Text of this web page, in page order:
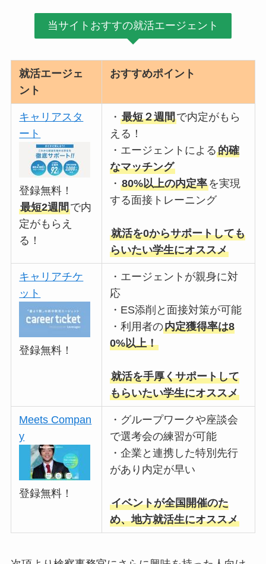
当サイトおすすの就活エージェント
就活エージェ
ント
おすすめポイント
キャリアスタ
ート
登録無料！
最短2週間で内
定がもらえ
る！
・最短２週間で内定がもら
える！
・エージェントによる的確
なマッチング
・80%以上の内定率を実現
する面接トレーニング
就活を0からサポートしても
らいたい学生にオススメ
キャリアチケ
ット
登録無料！
・エージェントが親身に対
応
・ES添削と面接対策が可能
・利用者の内定獲得率は8
0%以上！
就活を手厚くサポートして
もらいたい学生にオススメ
Meets Compan
y
登録無料！
・グループワークや座談会
で選考会の練習が可能
・企業と連携した特別先行
があり内定が早い
イベントが全国開催のた
め、地方就活生にオススメ